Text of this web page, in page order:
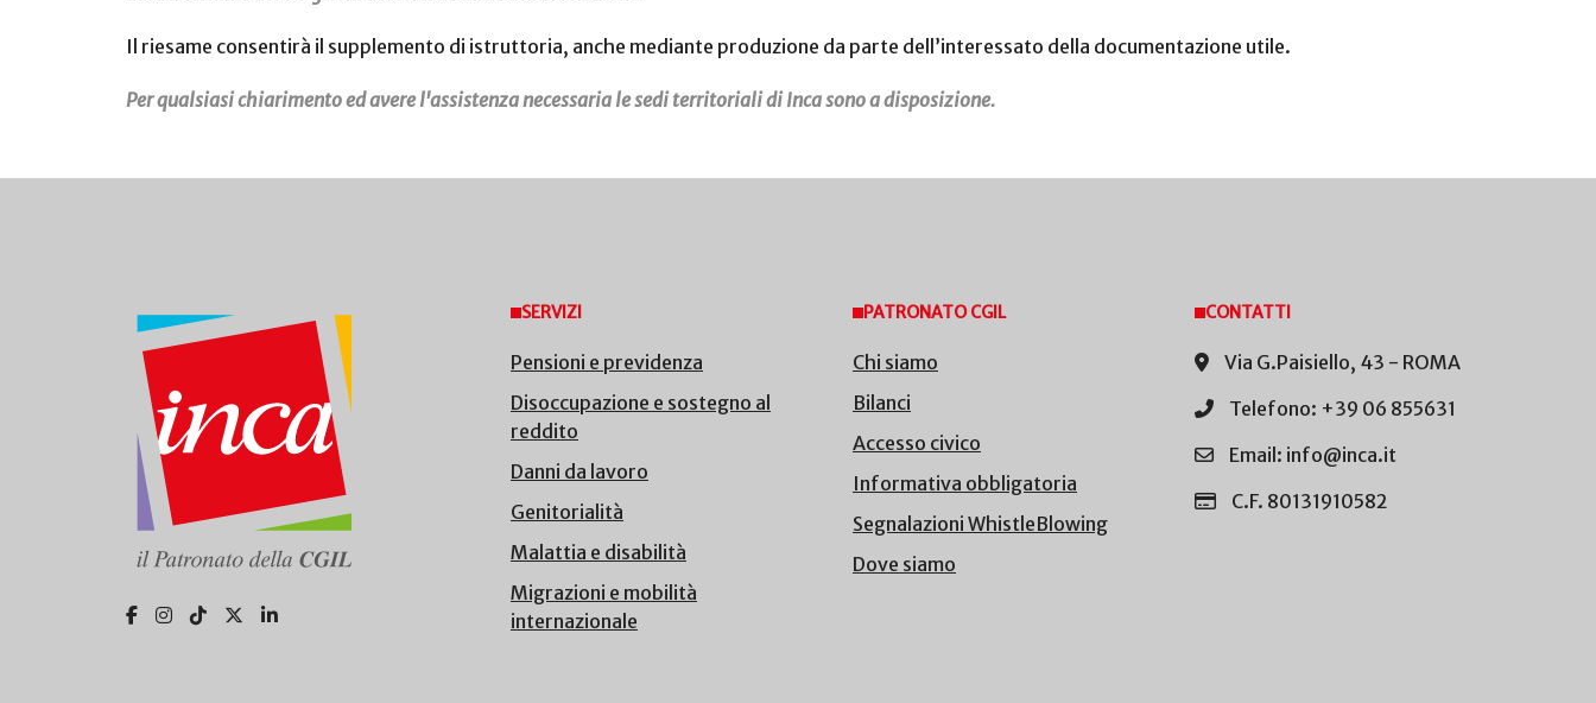
Il riesame consentirà il supplemento di istruttoria, anche mediante produzione da parte dell’interessato della documentazione utile.
Per qualsiasi chiarimento ed avere l'assistenza necessaria le sedi territoriali di Inca sono a disposizione.
SERVIZI
Pensioni e previdenza
Disoccupazione e sostegno al
reddito
Danni da lavoro
Genitorialità
Malattia e disabilità
Migrazioni e mobilità
internazionale
PATRONATO CGIL
Chi siamo
Bilanci
Accesso civico
Informativa obbligatoria
Segnalazioni WhistleBlowing
Dove siamo
CONTATTI
Via G.Paisiello, 43 - ROMA
Telefono: +39 06 855631
Email: info@inca.it
C.F. 80131910582